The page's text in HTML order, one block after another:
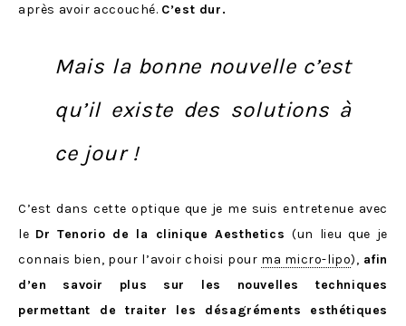
après avoir accouché. C’est dur.
Mais la bonne nouvelle c’est
qu’il existe des solutions à
ce jour !
C’est dans cette optique que je me suis entretenue avec
le Dr Tenorio de la clinique Aesthetics(un lieu que je
connais bien, pour l’avoir choisi pour ma micro-lipo), afin
d’en savoir plus sur les nouvelles techniques
permettant de traiter les désagréments esthétiques